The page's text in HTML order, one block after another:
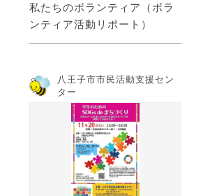
私たちのボランティア（ボラ
ンティア活動リポート）
八王子市市民活動支援セン
ター